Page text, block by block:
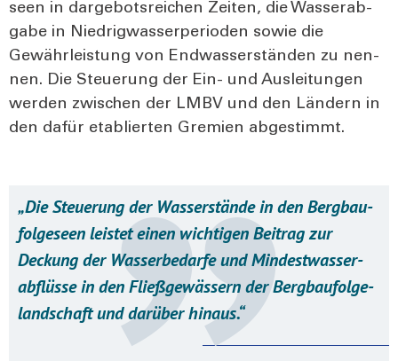
seen in dar­ge­bots­rei­chen Zei­ten, die Was­ser­ab­
ga­be in Nied­rig­was­ser­pe­ri­oden sowie die
Gewähr­leis­tung von End­was­ser­stän­den zu nen­
nen. Die Steue­rung der Ein- und Aus­lei­tun­gen
wer­den zwi­schen der LMBV und den Län­dern in
den dafür eta­blier­ten Gre­mi­en abge­stimmt.
„Die Steue­rung der Was­ser­stän­de in den Berg­bau­
fol­ge­seen leis­tet einen wich­ti­gen Bei­trag zur
Deckung der Was­ser­be­dar­fe und Min­dest­was­ser­
ab­flüs­se in den Fließ­ge­wäs­sern der Berg­bau­fol­ge­
land­schaft und dar­über hin­aus.“